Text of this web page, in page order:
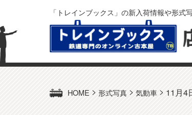
「トレインブックス」の新入荷情報や形式
HOME > 形式写真 > 気動車 > 11月4